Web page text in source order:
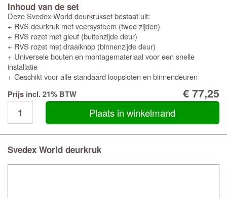
Inhoud van de set
Deze Svedex World deurkrukset bestaat uit:
+ RVS deurkruk met veersysteem (twee zijden)
+ RVS rozet met gleuf (buitenzijde deur)
+ RVS rozet met draaiknop (binnenzijde deur)
+ Universele bouten en montagemateriaal voor een snelle
installatie
+ Geschikt voor alle standaard loopsloten en binnendeuren
Prijs incl. 21% BTW
€ 77,25
Plaats in winkelmand
Svedex World deurkruk